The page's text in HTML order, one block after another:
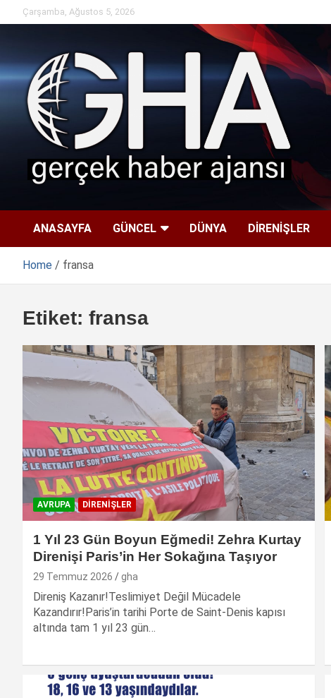
to
Çarşamba, Ağustos 5, 2026
ANASAYFA GÜNCEL DÜNYA DİRENİŞLER
Home fransa
Etiket: fransa
AVRUPA DIRENIŞLER
1 Yıl 23 Gün Boyun Eğmedi! Zehra Kurtay
Direnişi Paris’in Her Sokağına Taşıyor
29 Temmuz 2026 gha
Direniş Kazanır!Teslimiyet Değil Mücadele
Kazandırır!Paris’in tarihi Porte de Saint-Denis kapısı
altında tam 1 yıl 23 gün…